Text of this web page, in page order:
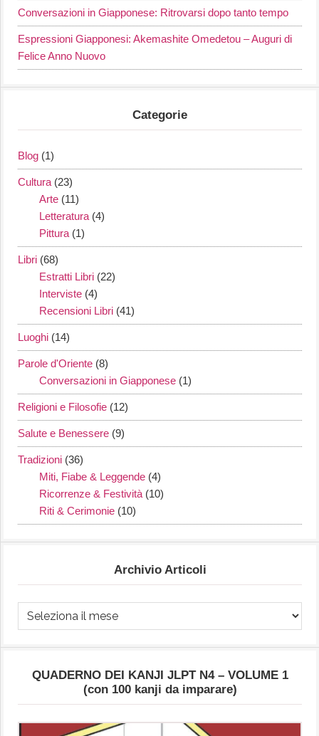
Conversazioni in Giapponese: Ritrovarsi dopo tanto tempo
Espressioni Giapponesi: Akemashite Omedetou – Auguri di
Felice Anno Nuovo
Categorie
Blog (1)
Cultura (23)
Arte (11)
Letteratura (4)
Pittura (1)
Libri (68)
Estratti Libri (22)
Interviste (4)
Recensioni Libri (41)
Luoghi (14)
Parole d'Oriente (8)
Conversazioni in Giapponese (1)
Religioni e Filosofie (12)
Salute e Benessere (9)
Tradizioni (36)
Miti, Fiabe & Leggende (4)
Ricorrenze & Festività (10)
Riti & Cerimonie (10)
Archivio Articoli
Archivio
Articoli
QUADERNO DEI KANJI JLPT N4 – VOLUME 1
(con 100 kanji da imparare)